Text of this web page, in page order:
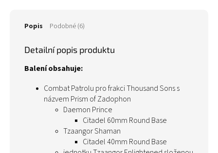
Popis Podobné (6)
Detailní popis produktu
Balení obsahuje:
Combat Patrolu pro frakci Thousand Sons s
názvem Prism of Zadophon
Daemon Prince
Citadel 60mm Round Base
Tzaangor Shaman
Citadel 40mm Round Base